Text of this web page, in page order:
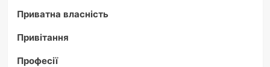
Приватна власність
Привітання
Професії